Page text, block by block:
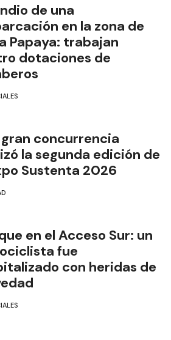
de una
en la zona de
Papaya: trabajan
dotaciones de
concurrencia
la segunda edición de
Sustenta 2026
en el Acceso Sur: un
fue
con heridas de